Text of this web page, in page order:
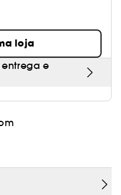
loja
e
proteção múltipla e
UVB, micropoeiras e
protetor é